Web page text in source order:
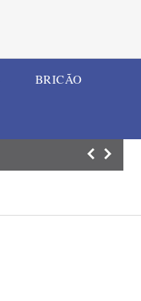
BRICÃO
Estádio